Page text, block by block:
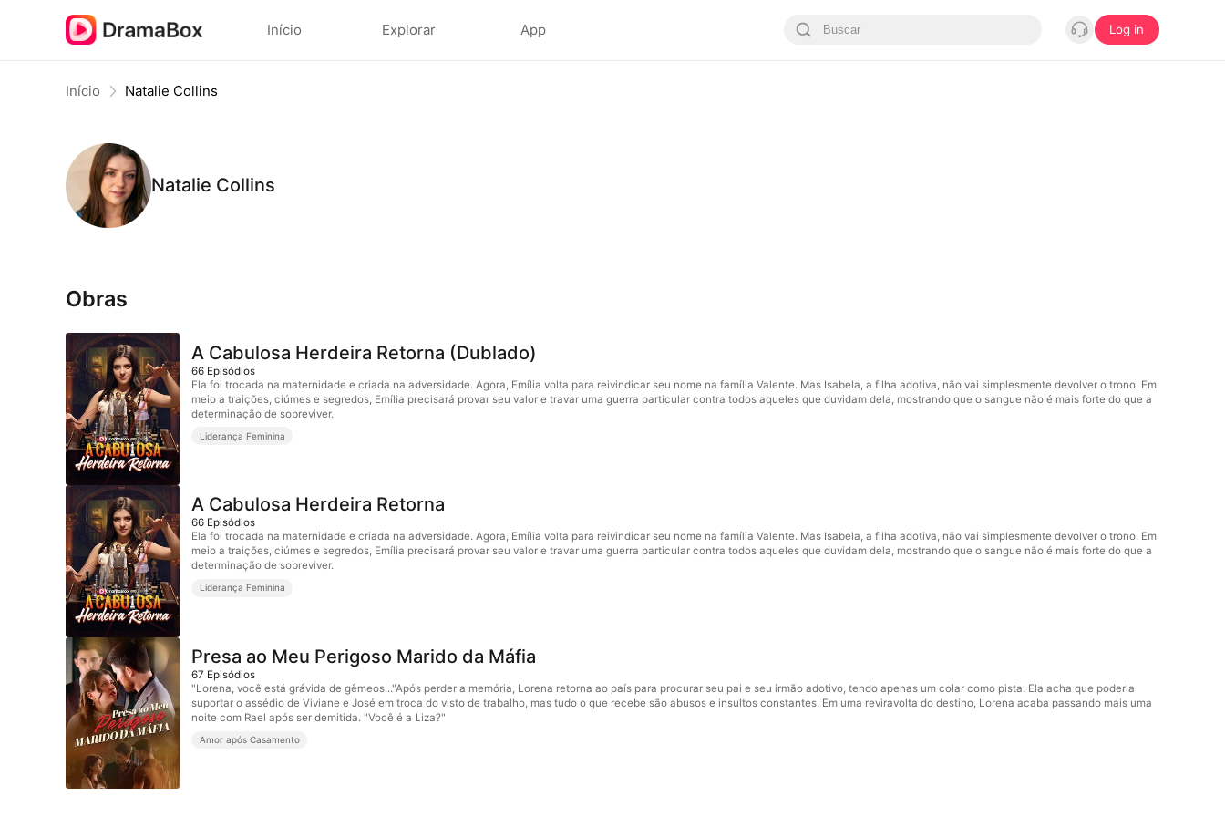
Início Explorar App Log in
Início Natalie Collins
Natalie Collins
Obras
A Cabulosa Herdeira Retorna (Dublado)
66 Episódios
Ela foi trocada na maternidade e criada na adversidade. Agora, Emília volta para reivindicar seu nome na família Valente. Mas Isabela, a filha adotiva, não vai simplesmente devolver o trono. Em
meio a traições, ciúmes e segredos, Emília precisará provar seu valor e travar uma guerra particular contra todos aqueles que duvidam dela, mostrando que o sangue não é mais forte do que a
determinação de sobreviver.
Liderança Feminina
A Cabulosa Herdeira Retorna
66 Episódios
Ela foi trocada na maternidade e criada na adversidade. Agora, Emília volta para reivindicar seu nome na família Valente. Mas Isabela, a filha adotiva, não vai simplesmente devolver o trono. Em
meio a traições, ciúmes e segredos, Emília precisará provar seu valor e travar uma guerra particular contra todos aqueles que duvidam dela, mostrando que o sangue não é mais forte do que a
determinação de sobreviver.
Liderança Feminina
Presa ao Meu Perigoso Marido da Máfia
67 Episódios
"Lorena, você está grávida de gêmeos..."Após perder a memória, Lorena retorna ao país para procurar seu pai e seu irmão adotivo, tendo apenas um colar como pista. Ela acha que poderia
suportar o assédio de Viviane e José em troca do visto de trabalho, mas tudo o que recebe são abusos e insultos constantes. Em uma reviravolta do destino, Lorena acaba passando mais uma
noite com Rael após ser demitida. "Você é a Liza?"
Amor após Casamento